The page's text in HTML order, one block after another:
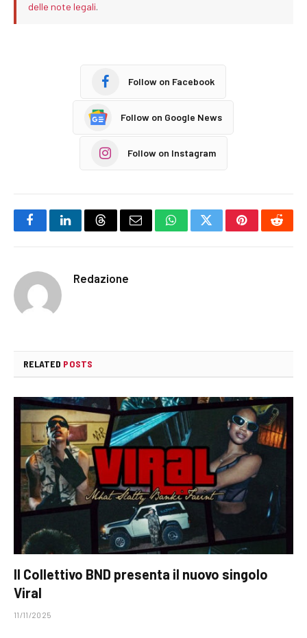
delle note legali.
Follow on Facebook
Follow on Google News
Follow on Instagram
FacebookLinkedInThreadsEmail WhatsAppTwitterPinterest
Redazione
RELATED POSTS
Il Collettivo BND presenta il nuovo singolo
Viral
11/11/2025